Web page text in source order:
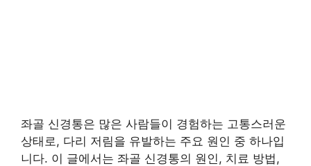
좌골 신경통은 많은 사람들이 경험하는 고통스러운
상태로, 다리 저림을 유발하는 주요 원인 중 하나입
니다. 이 글에서는 좌골 신경통의 원인, 치료 방법,